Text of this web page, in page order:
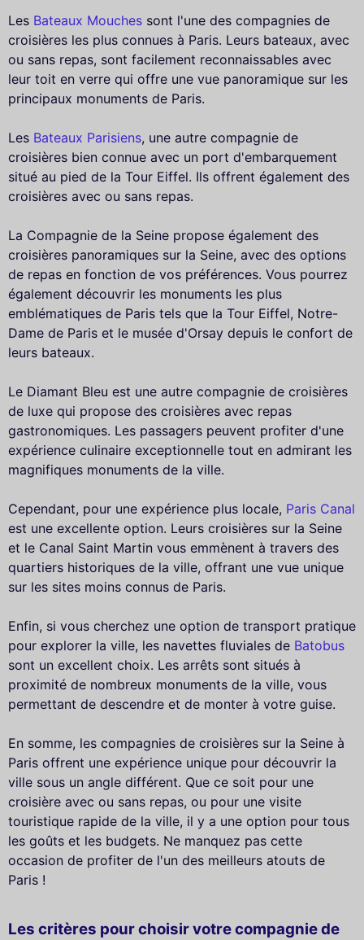
Les Bateaux Mouches sont l'une des compagnies de
croisières les plus connues à Paris. Leurs bateaux, avec
ou sans repas, sont facilement reconnaissables avec
leur toit en verre qui offre une vue panoramique sur les
principaux monuments de Paris.
Les Bateaux Parisiens, une autre compagnie de
croisières bien connue avec un port d'embarquement
situé au pied de la Tour Eiffel. Ils offrent également des
croisières avec ou sans repas.
La Compagnie de la Seine propose également des
croisières panoramiques sur la Seine, avec des options
de repas en fonction de vos préférences. Vous pourrez
également découvrir les monuments les plus
emblématiques de Paris tels que la Tour Eiffel, Notre-
Dame de Paris et le musée d'Orsay depuis le confort de
leurs bateaux.
Le Diamant Bleu est une autre compagnie de croisières
de luxe qui propose des croisières avec repas
gastronomiques. Les passagers peuvent profiter d'une
expérience culinaire exceptionnelle tout en admirant les
magnifiques monuments de la ville.
Cependant, pour une expérience plus locale, Paris Canal
est une excellente option. Leurs croisières sur la Seine
et le Canal Saint Martin vous emmènent à travers des
quartiers historiques de la ville, offrant une vue unique
sur les sites moins connus de Paris.
Enfin, si vous cherchez une option de transport pratique
pour explorer la ville, les navettes fluviales de Batobus
sont un excellent choix. Les arrêts sont situés à
proximité de nombreux monuments de la ville, vous
permettant de descendre et de monter à votre guise.
En somme, les compagnies de croisières sur la Seine à
Paris offrent une expérience unique pour découvrir la
ville sous un angle différent. Que ce soit pour une
croisière avec ou sans repas, ou pour une visite
touristique rapide de la ville, il y a une option pour tous
les goûts et les budgets. Ne manquez pas cette
occasion de profiter de l'un des meilleurs atouts de
Paris !
Les critères pour choisir votre compagnie de